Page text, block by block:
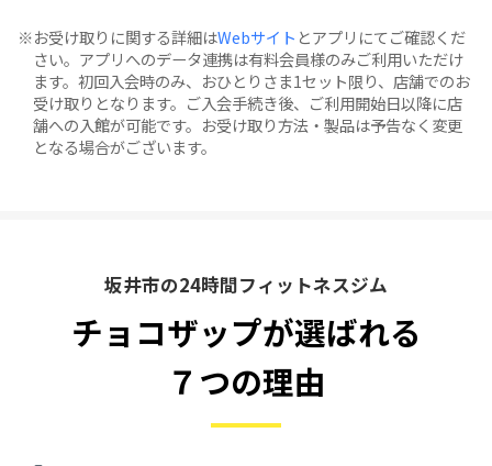
お受け取りに関する詳細はWebサイト とアプリにてご確認くだ
さい。アプリへのデータ連携は有料会員様のみご利用いただけ
ます。初回入会時のみ、おひとりさま1セット限り、店舗でのお
受け取りとなります。ご入会手続き後、ご利用開始日以降に店
舗への入館が可能です。お受け取り方法・製品は予告なく変更
となる場合がございます。
坂井市の24時間フィットネスジム
チョコザップが選ばれる
７つの理由